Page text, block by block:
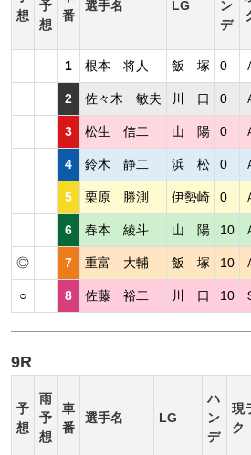
想
予
想
番
選手名 LG
ン
デ
1 根本 将人 飯 塚 0
2 佐々木 敏夫 川 口 0
3 松生 信二 山 陽 0
4 鈴木 静二 浜 松 0
5 栗原 勝測 伊勢崎 0
6 春本 綾斗 山 陽 10
◎ 7 重富 大輔 飯 塚 10
○ 8 佐藤 裕二 川 口 10
9R
予
想
雨
予
想
車
番
選手名 LG
ハ
ン
デ
現
ク